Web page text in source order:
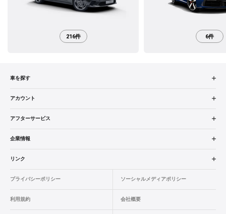
216件 6件
車を探す
中古車検索
販売店検索
エリア別最新ニュース
品質と保証
ローン・リース
自動車保険
アカウント
ログイン
マイアカウント
マイリスト
保存した検索条件
問合せ履歴
アフターサービス
アフターサービス
車検／定期点検
コーティング
タイヤ交換
企業情報
企業概要
業績決算情報
プレスリリース
リンク
メルセデス・ベンツ認定中古車
BMW認定中古車
プライバシーポリシー ソーシャルメディアポリシー
利用規約 会社概要